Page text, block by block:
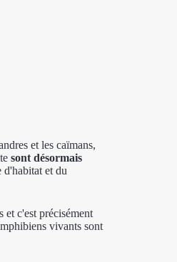
et les caïmans,
sont désormais
d'habitat et du
et c'est précisément
vivants sont